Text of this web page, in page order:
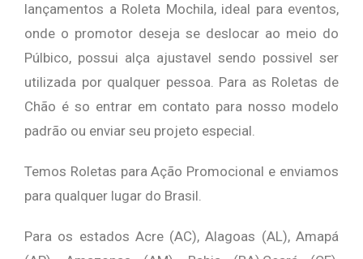
lançamentos a Roleta Mochila, ideal para eventos,
onde o promotor deseja se deslocar ao meio do
Púlbico, possui alça ajustavel sendo possivel ser
utilizada por qualquer pessoa. Para as Roletas de
Chão é so entrar em contato para nosso modelo
padrão ou enviar seu projeto especial.
Temos Roletas para Ação Promocional e enviamos
para qualquer lugar do Brasil.
Para os estados Acre (AC), Alagoas (AL), Amapá